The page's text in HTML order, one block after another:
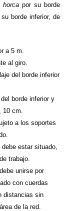
horca por su borde
borde inferior, de
a 5 m.
al giro.
del borde inferior
borde inferior y
cm.
a los soportes
estar situado,
trabajo.
unirse por
con cuerdas
distancias sin
de la red.